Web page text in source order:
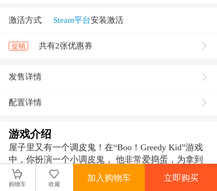
激活方式 Steam平台安装激活
促销 共有2张优惠券
发售详情
配置详情
游戏介绍
屋子里又有一个调皮鬼！在“Boo！Greedy Kid”游戏
中，你扮演一个小调皮鬼， 他非常爱捣蛋，为拿到
他爱喝的饮料而不惜造成严重破坏之前眼睛都不会
眨。 吓唬别人抢来别人的钱去买饮料！太贪婪了！
购物车 收藏
加入购物车 立即购买